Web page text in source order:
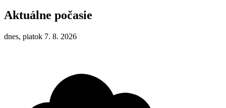
Aktuálne počasie
dnes, piatok 7. 8. 2026